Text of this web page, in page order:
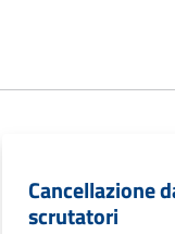
Cancellazione
scrutatori